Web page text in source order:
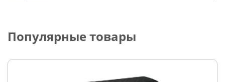
Популярные товары